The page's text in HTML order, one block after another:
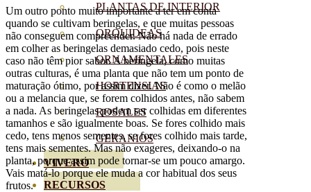
PLANTAS DE INTERIOR
ORQUIDEAS
ORNAMENTALES
HORTENSIAS
ROSALES
GERANIOS
VIVERO
RECURSOS
Um outro ponto muito importante a ter em conta
quando se cultivam beringelas, e que muitas pessoas
não conseguem compreender. Não há nada de errado
em colher as beringelas demasiado cedo, pois neste
caso não têm pior sabor. A beringela, como muitas
outras culturas, é uma planta que não tem um ponto de
maturação ótimo, por assim dizer. Não é como o melão
ou a melancia que, se forem colhidos antes, não sabem
a nada. As beringelas podem ser colhidas em diferentes
tamanhos e são igualmente boas. Se fores colhido mais
cedo, tens menos sementes, se fores colhido mais tarde,
tens mais sementes. Mas não exageres, deixando-o na
planta, porque assim pode tornar-se um pouco amargo.
Vais matá-lo porque ele muda a cor habitual dos seus
frutos.